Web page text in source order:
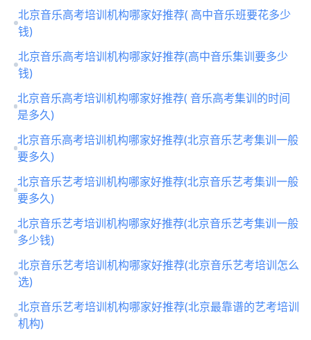
北京音乐高考培训机构哪家好推荐( 高中音乐班要花多少
钱)
北京音乐高考培训机构哪家好推荐(高中音乐集训要多少
钱)
北京音乐高考培训机构哪家好推荐( 音乐高考集训的时间
是多久)
北京音乐高考培训机构哪家好推荐(北京音乐艺考集训一般
要多久)
北京音乐艺考培训机构哪家好推荐(北京音乐艺考集训一般
要多久)
北京音乐艺考培训机构哪家好推荐(北京音乐艺考集训一般
多少钱)
北京音乐艺考培训机构哪家好推荐(北京音乐艺考培训怎么
选)
北京音乐艺考培训机构哪家好推荐(北京最靠谱的艺考培训
机构)